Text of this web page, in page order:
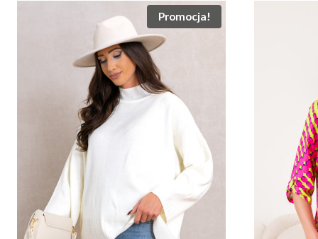
Promocja!